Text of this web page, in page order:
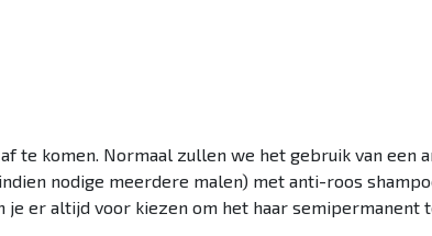
te komen. Normaal zullen we het gebruik van een
nodige meerdere malen) met anti-roos
er altijd voor kiezen om het haar semipermanent